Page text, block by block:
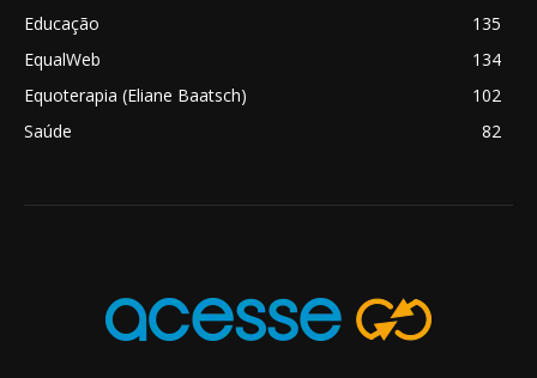
Educação
135
EqualWeb
134
Equoterapia (Eliane Baatsch)
102
Saúde
82